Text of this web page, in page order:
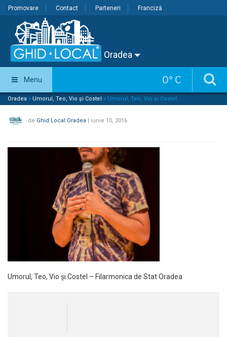
Promovare Contact Parteneri Franciză
Oradea
0° C
Menu
Oradea » Umorul, Teo, Vio și Costel » Umorul, Teo, Vio și Costel
de Ghid Local Oradea | iunie 10, 2016
Umorul, Teo, Vio și Costel – Filarmonica de Stat Oradea